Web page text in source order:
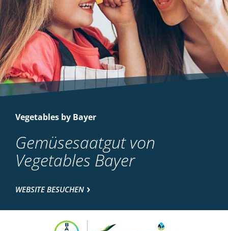
Vegetables by Bayer
Gemüsesaatgut von
Vegetables Bayer
WEBSITE BESUCHEN